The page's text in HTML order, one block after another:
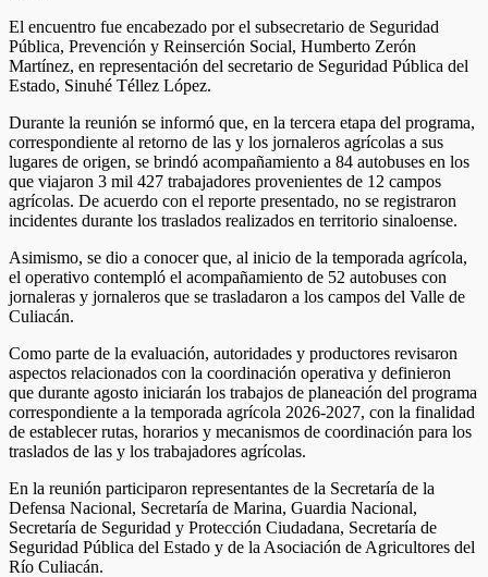
El encuentro fue encabezado por el subsecretario de Seguridad
Pública, Prevención y Reinserción Social, Humberto Zerón
Martínez, en representación del secretario de Seguridad Pública del
Estado, Sinuhé Téllez López.
Durante la reunión se informó que, en la tercera etapa del programa,
correspondiente al retorno de las y los jornaleros agrícolas a sus
lugares de origen, se brindó acompañamiento a 84 autobuses en los
que viajaron 3 mil 427 trabajadores provenientes de 12 campos
agrícolas. De acuerdo con el reporte presentado, no se registraron
incidentes durante los traslados realizados en territorio sinaloense.
Asimismo, se dio a conocer que, al inicio de la temporada agrícola,
el operativo contempló el acompañamiento de 52 autobuses con
jornaleras y jornaleros que se trasladaron a los campos del Valle de
Culiacán.
Como parte de la evaluación, autoridades y productores revisaron
aspectos relacionados con la coordinación operativa y definieron
que durante agosto iniciarán los trabajos de planeación del programa
correspondiente a la temporada agrícola 2026-2027, con la finalidad
de establecer rutas, horarios y mecanismos de coordinación para los
traslados de las y los trabajadores agrícolas.
En la reunión participaron representantes de la Secretaría de la
Defensa Nacional, Secretaría de Marina, Guardia Nacional,
Secretaría de Seguridad y Protección Ciudadana, Secretaría de
Seguridad Pública del Estado y de la Asociación de Agricultores del
Río Culiacán.